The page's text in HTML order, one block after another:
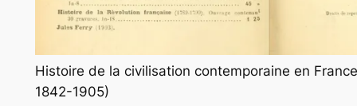
Histoire de la civilisation contemporaine en
1842-1905)